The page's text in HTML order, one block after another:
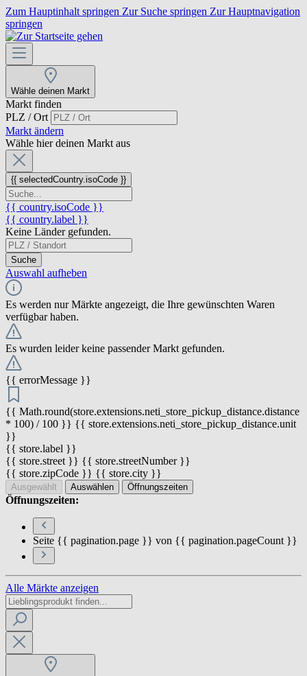
Zum Hauptinhalt springen Zur Suche springen Zur Hauptnavigation
springen
Wähle deinen Markt
Markt finden
PLZ / Ort
Markt ändern
Wähle hier deinen Markt aus
{{ selectedCountry.isoCode }}
{{ country.isoCode }}
{{ country.label }}
Keine Länder gefunden.
Suche
Auswahl aufheben
Es werden nur Märkte angezeigt, die Ihre gewünschten Waren
verfügbar haben.
Es wurden leider keine passender Markt gefunden.
{{ errorMessage }}
{{ Math.round(store.extensions.neti_store_pickup_distance.distance
* 100) / 100 }} {{ store.extensions.neti_store_pickup_distance.unit
}}
{{ store.label }}
{{ store.street }} {{ store.streetNumber }}
{{ store.zipCode }} {{ store.city }}
Ausgewählt Auswählen Öffnungszeiten
Öffnungszeiten:
Seite {{ pagination.page }} von {{ pagination.pageCount }}
Alle Märkte anzeigen